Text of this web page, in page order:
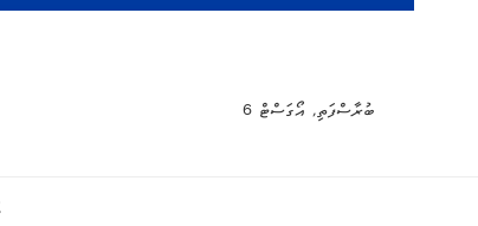
ބުރާސްފަތި, އޯގަސްޓް 6